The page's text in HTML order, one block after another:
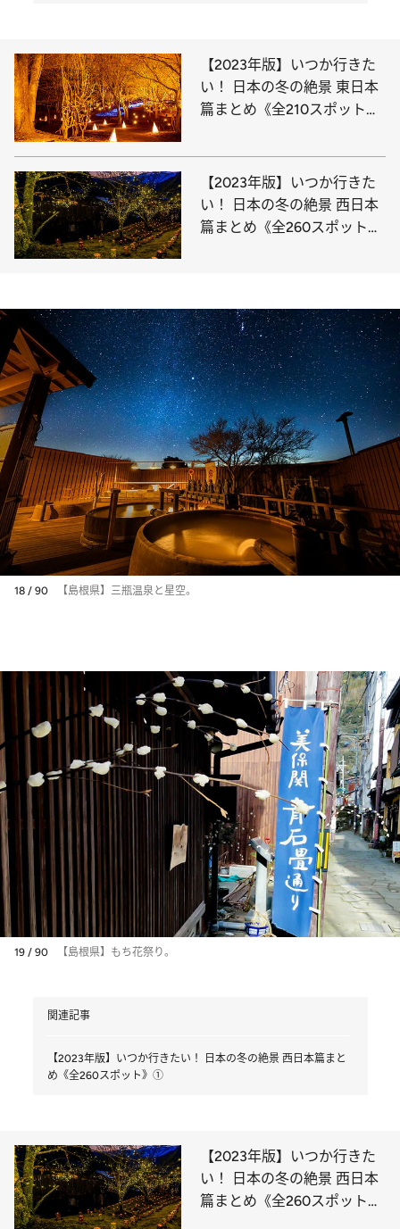
【2023年版】いつか行きた
い！ 日本の冬の絶景 東日本
篇まとめ《全210スポット》
【2023年版】いつか行きた
い！ 日本の冬の絶景 西日本
篇まとめ《全260スポット》
18 / 90 【島根県】三瓶温泉と星空。
19 / 90 【島根県】もち花祭り。
関連記事
【2023年版】いつか行きたい！ 日本の冬の絶景 西日本篇まと
め《全260スポット》①
【2023年版】いつか行きた
い！ 日本の冬の絶景 西日本
篇まとめ《全260スポット》